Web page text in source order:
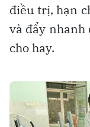
điều trị, hạn
và đẩy nhanh
cho hay.